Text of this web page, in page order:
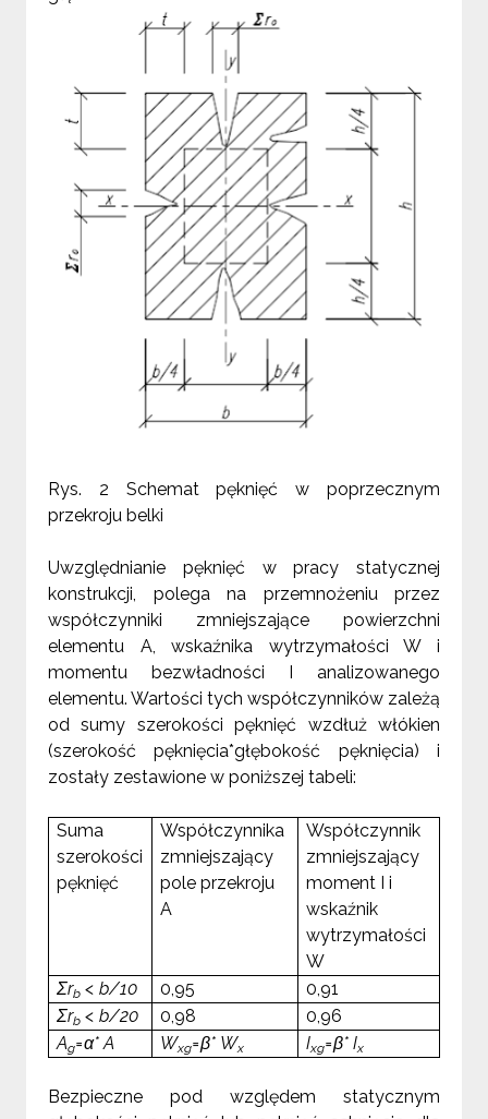
Rys. 2 Schemat pęknięć w poprzecznym
przekroju belki
Uwzględnianie pęknięć w pracy statycznej
konstrukcji, polega na przemnożeniu przez
współczynniki zmniejszające powierzchni
elementu A, wskaźnika wytrzymałości W i
momentu bezwładności I analizowanego
elementu. Wartości tych współczynników zależą
od sumy szerokości pęknięć wzdłuż włókien
(szerokość pęknięcia*głębokość pęknięcia) i
zostały zestawione w poniższej tabeli:
Suma
szerokości
pęknięć
Współczynnika
zmniejszający
pole przekroju
A
Współczynnik
zmniejszający
moment I i
wskaźnik
wytrzymałości
W
Σrb < b/10 0,95
0,91
Σrb < b/20 0,98
0,96
Ag=α* A Wxg=β* Wx Ixg=β* Ix
Bezpieczne pod względem statycznym